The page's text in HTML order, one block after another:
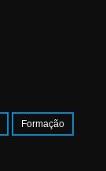
Formação